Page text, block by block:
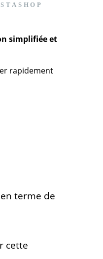
simplifiée et
rapidement
terme de
cette